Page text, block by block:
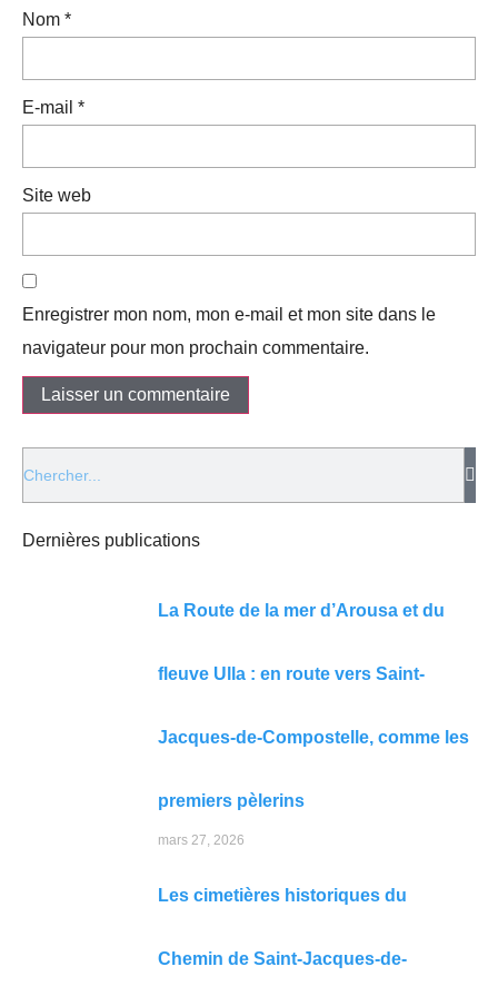
Nom *
E-mail *
Site web
Enregistrer mon nom, mon e-mail et mon site dans le
navigateur pour mon prochain commentaire.
Dernières publications
La Route de la mer d’Arousa et du
fleuve Ulla : en route vers Saint-
Jacques-de-Compostelle, comme les
premiers pèlerins
mars 27, 2026
Les cimetières historiques du
Chemin de Saint-Jacques-de-